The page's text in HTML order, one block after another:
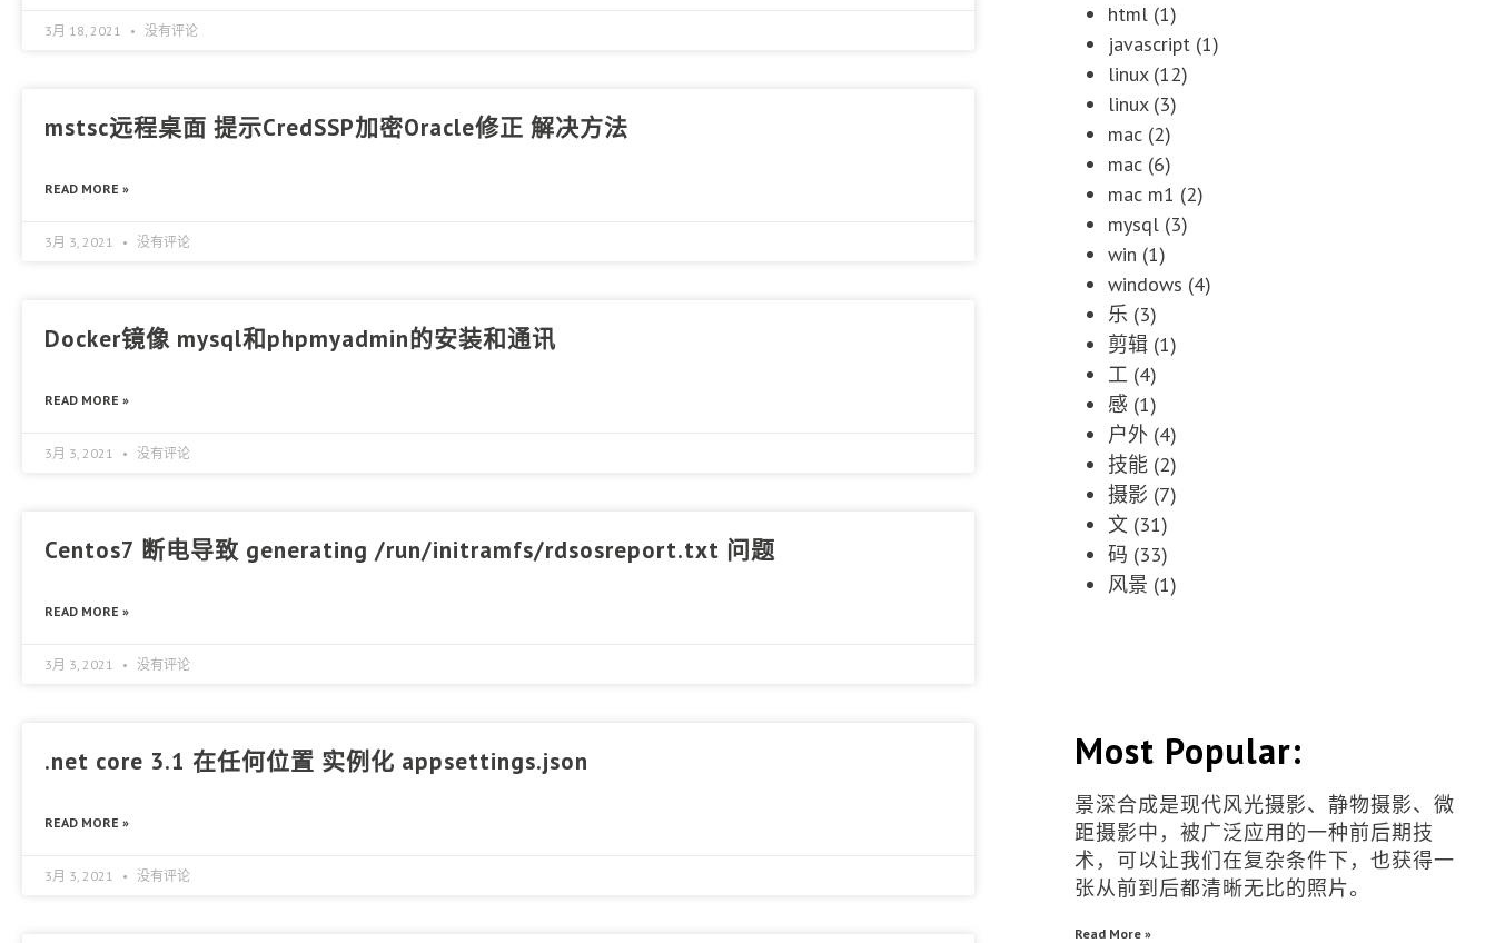
3月 18, 2021 没有评论
mstsc远程桌面 提示CredSSP加密Oracle修正 解决方法
READ MORE »
3月 3, 2021 没有评论
Docker镜像 mysql和phpmyadmin的安装和通讯
READ MORE »
3月 3, 2021 没有评论
Centos7 断电导致 generating /run/initramfs/rdsosreport.txt 问题
READ MORE »
3月 3, 2021 没有评论
.net core 3.1 在任何位置 实例化 appsettings.json
READ MORE »
3月 3, 2021 没有评论
html(1)
javascript(1)
linux(12)
linux(3)
mac(2)
mac(6)
mac m1 (2)
mysql(3)
win (1)
windows (4)
乐 (3)
剪辑(1)
工 (4)
感(1)
户外(4)
技能(2)
摄影 (7)
文(31)
码 (33)
风景 (1)
Most Popular:
景深合成是现代风光摄影、静物摄影、微
距摄影中，被广泛应用的一种前后期技
术，可以让我们在复杂条件下，也获得一
张从前到后都清晰无比的照片。
Read More »